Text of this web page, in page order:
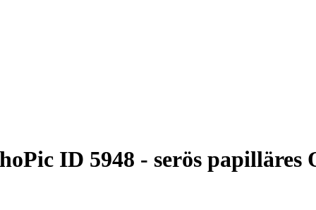
ID 5948 - serös